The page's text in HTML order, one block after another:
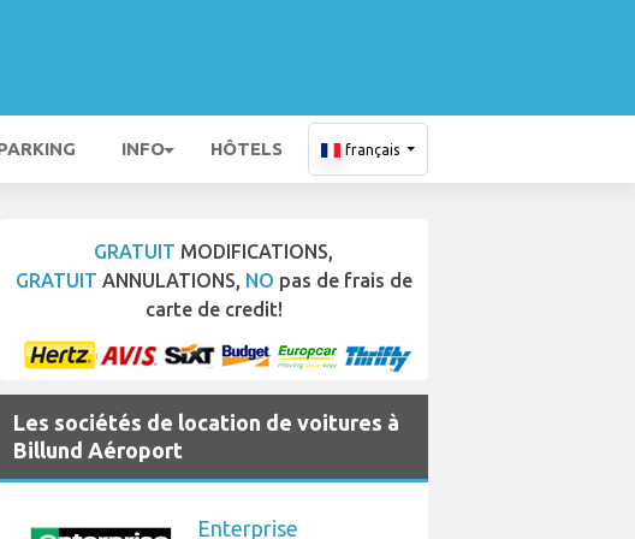
INFO HÔTELS français
GRATUIT MODIFICATIONS,
GRATUIT ANNULATIONS, NO pas de frais de
carte de credit!
Les sociétés de location de voitures à
Billund Aéroport
Enterprise